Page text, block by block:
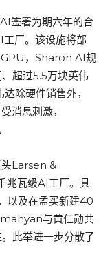
签署为期六年的合
厂。该设施将部
，Sharon AI规
超过5.5万块英伟
除硬件销售外，
消息刺激，
头Larsen &
兆瓦级AI工厂。具
以及在孟买新建40
与黄仁勋共
此举进一步分散了